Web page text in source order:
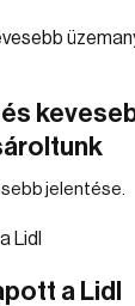
jelentése.
a Lidl